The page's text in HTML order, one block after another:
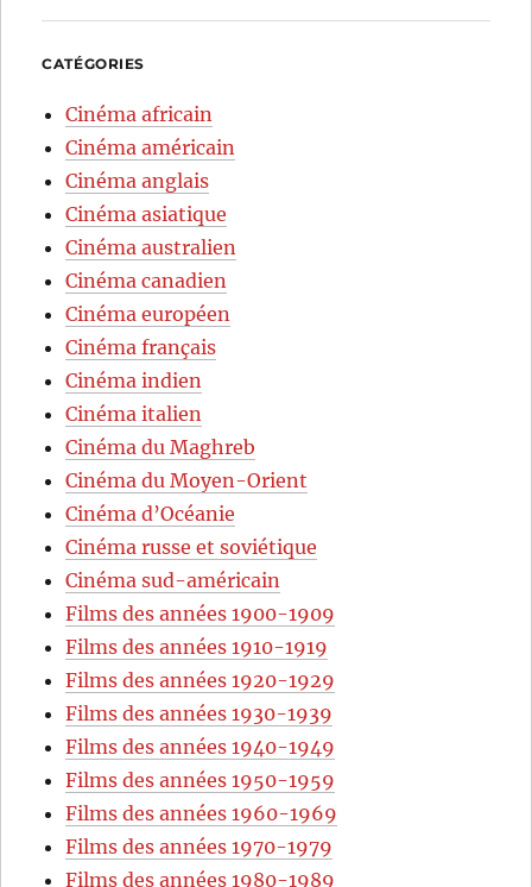
CATÉGORIES
Cinéma africain
Cinéma américain
Cinéma anglais
Cinéma asiatique
Cinéma australien
Cinéma canadien
Cinéma européen
Cinéma français
Cinéma indien
Cinéma italien
Cinéma du Maghreb
Cinéma du Moyen-Orient
Cinéma d’Océanie
Cinéma russe et soviétique
Cinéma sud-américain
Films des années 1900-1909
Films des années 1910-1919
Films des années 1920-1929
Films des années 1930-1939
Films des années 1940-1949
Films des années 1950-1959
Films des années 1960-1969
Films des années 1970-1979
Films des années 1980-1989